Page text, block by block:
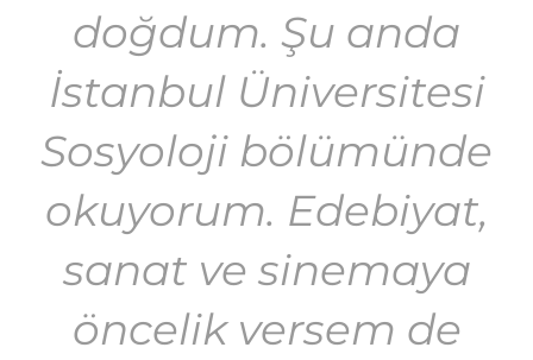
doğdum. Şu anda
İstanbul Üniversitesi
Sosyoloji bölümünde
okuyorum. Edebiyat,
sanat ve sinemaya
öncelik versem de